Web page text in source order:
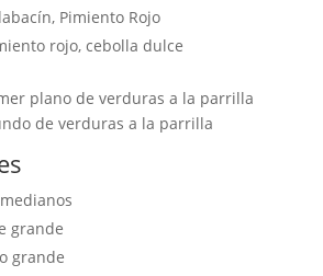
Pimiento Rojo
rojo, cebolla dulce
grande
grande